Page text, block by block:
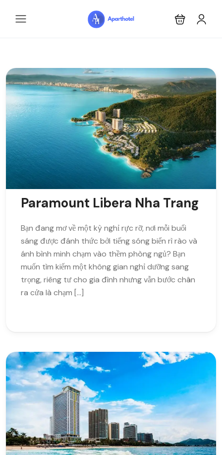
Paramount Libera Nha Trang
Bạn đang mơ về một kỳ nghỉ rực rỡ, nơi mỗi buổi
sáng được đánh thức bởi tiếng sóng biển rì rào và
ánh bình minh chạm vào thềm phòng ngủ? Bạn
muốn tìm kiếm một không gian nghỉ dưỡng sang
trọng, riêng tư cho gia đình nhưng vẫn bước chân
ra cửa là chạm […]